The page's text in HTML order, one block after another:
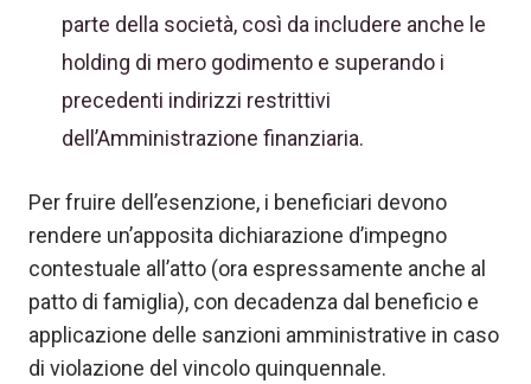
parte della società, così da includere anche le
holding di mero godimento e superando i
precedenti indirizzi restrittivi
dell’Amministrazione finanziaria.
Per fruire dell’esenzione, i beneficiari devono
rendere un’apposita dichiarazione d’impegno
contestuale all’atto (ora espressamente anche al
patto di famiglia), con decadenza dal beneficio e
applicazione delle sanzioni amministrative in caso
di violazione del vincolo quinquennale.